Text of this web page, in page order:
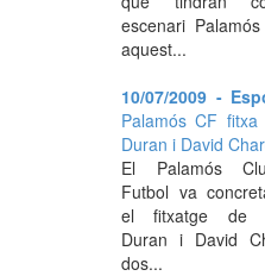
escenari
aquest...
10/07/2009 -
Palamós CF fitxa
Duran i David
El Palamós
Futbol va
el fitxatge de
Duran i David
dos...